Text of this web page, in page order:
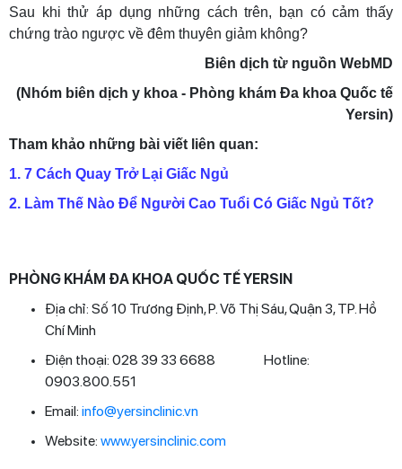
Sau khi thử áp dụng những cách trên, bạn có cảm thấy
chứng trào ngược về đêm thuyên giảm không?
Biên dịch từ nguồn WebMD
(Nhóm biên dịch y khoa - Phòng khám Đa khoa Quốc tế
Yersin)
Tham khảo những bài viết liên quan:
1. 7 Cách Quay Trở Lại Giấc Ngủ
2. Làm Thế Nào Để Người Cao Tuổi Có Giấc Ngủ Tốt?
PHÒNG KHÁM ĐA KHOA QUỐC TẾ YERSIN
Địa chỉ: Số 10 Trương Định, P. Võ Thị Sáu, Quận 3, TP. Hồ
Chí Minh
Điện thoại: 028 39 33 6688 Hotline:
0903.800.551
Email: info@yersinclinic.vn
Website: www.yersinclinic.com